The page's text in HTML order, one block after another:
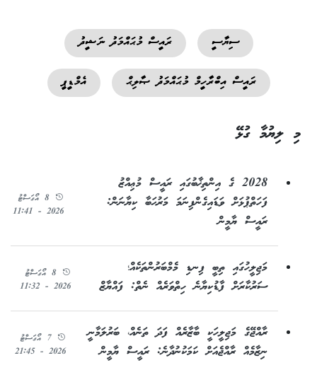
ސިޔާސީ ރައީސް މުޙައްމަދު ނަޝީދު
ރައީސް އިބްރާހީމް މުޙައްމަދު ޞާލިޙް އެމްޑީޕީ
މި ލިޔުމާ ގުޅޭ
2028 ގެ އިންތިޚާބުގައި ރައީސް މުޢިއްޒު
ފަހަތްޕުޅަށް ވަޑައިގެންފިނަމަ މަރުޙަބާ ކިޔާނަން:
ރައީސް ޔާމީން
8 އޯގަސްޓު
2026 - 11:41
މަޖިލީހުގައި ތިބީ ފިނޑި މެމްބަރުންތަކެއް؛
ސަރުކާރަށް ފާޑުކިޔާނެ ހިތްވަރެއް ނެތް: ފައްޔާޒް
8 އޯގަސްޓު
2026 - 11:32
ރާއްޖޭގެ މަޖިލީހަކީ ބާޒާރެއް ފަދަ ތަނެއް، ބަރުލަމާނީ
ނިޒާމެއް ރާއްޖެއަށް ކަމަކުނުދާނެ: ރައީސް ޔާމީން
7 އޯގަސްޓު
2026 - 21:45